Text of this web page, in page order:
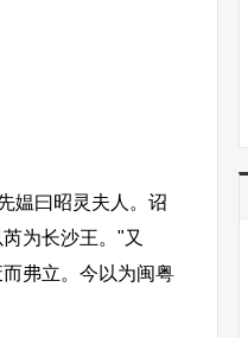
媪曰昭灵夫人。诏
为长沙王。"又
弗立。今以为闽粤